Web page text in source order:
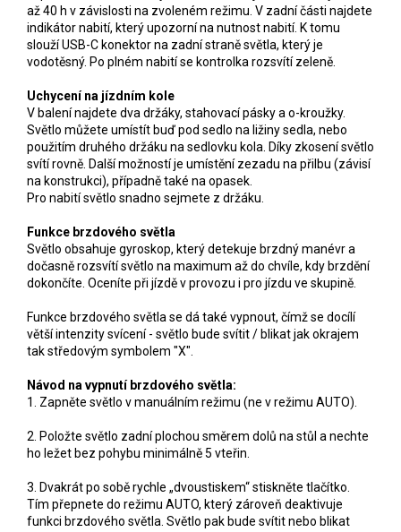
až 40 h v závislosti na zvoleném režimu. V zadní části najdete
indikátor nabití, který upozorní na nutnost nabití. K tomu
slouží USB-C konektor na zadní straně světla, který je
vodotěsný. Po plném nabití se kontrolka rozsvítí zeleně.
Uchycení na jízdním kole
V balení najdete dva držáky, stahovací pásky a o-kroužky.
Světlo můžete umístít buď pod sedlo na ližiny sedla, nebo
použitím druhého držáku na sedlovku kola. Díky zkosení světlo
svítí rovně. Další možností je umístění zezadu na přilbu (závisí
na konstrukci), případně také na opasek.
Pro nabití světlo snadno sejmete z držáku.
Funkce brzdového světla
Světlo obsahuje gyroskop, který detekuje brzdný manévr a
dočasně rozsvítí světlo na maximum až do chvíle, kdy brzdění
dokončíte. Oceníte při jízdě v provozu i pro jízdu ve skupině.
Funkce brzdového světla se dá také vypnout, čímž se docílí
větší intenzity svícení - světlo bude svítit / blikat jak okrajem
tak středovým symbolem "X".
Návod na vypnutí brzdového světla:
1. Zapněte světlo v manuálním režimu (ne v režimu AUTO).
2. Položte světlo zadní plochou směrem dolů na stůl a nechte
ho ležet bez pohybu minimálně 5 vteřin.
3. Dvakrát po sobě rychle „dvoustiskem“ stiskněte tlačítko.
Tím přepnete do režimu AUTO, který zároveň deaktivuje
funkci brzdového světla. Světlo pak bude svítit nebo blikat